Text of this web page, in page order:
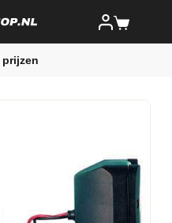
prijzen